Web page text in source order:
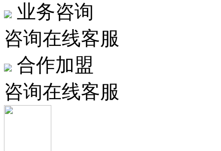
业务咨询
咨询在线客服
合作加盟
咨询在线客服